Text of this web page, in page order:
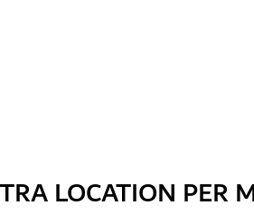
LOCATION PER